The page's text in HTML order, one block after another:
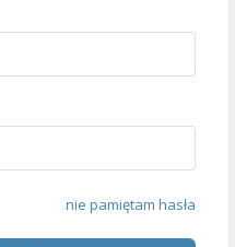
nie pamiętam hasła